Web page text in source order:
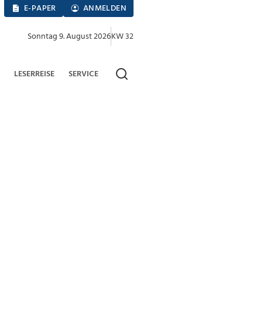
E-PAPER ANMELDEN
Sonntag 9. August 2026KW 32
LESERREISE SERVICE